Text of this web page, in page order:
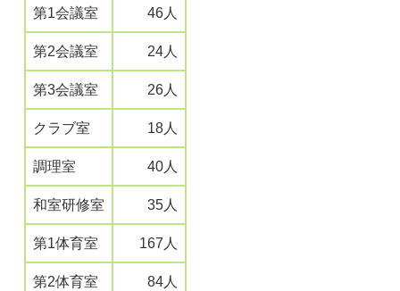
第1会議室 46人
第2会議室 24人
第3会議室 26人
クラブ室 18人
調理室 40人
和室研修室 35人
第1体育室 167人
第2体育室 84人